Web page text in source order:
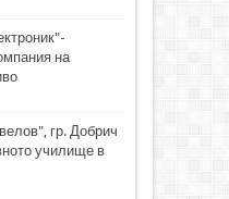
на
гр. Добрич
училище в